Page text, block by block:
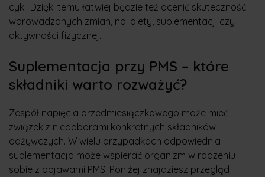
cykl. Dzięki temu łatwiej będzie też ocenić skuteczność
wprowadzanych zmian, np. diety, suplementacji czy
aktywności fizycznej.
Suplementacja przy PMS – które
składniki warto rozważyć?
Zespół napięcia przedmiesiączkowego może mieć
związek z niedoborami konkretnych składników
odżywczych. W wielu przypadkach odpowiednia
suplementacja może wspierać organizm w radzeniu
sobie z objawami PMS. Poniżej znajdziesz przegląd